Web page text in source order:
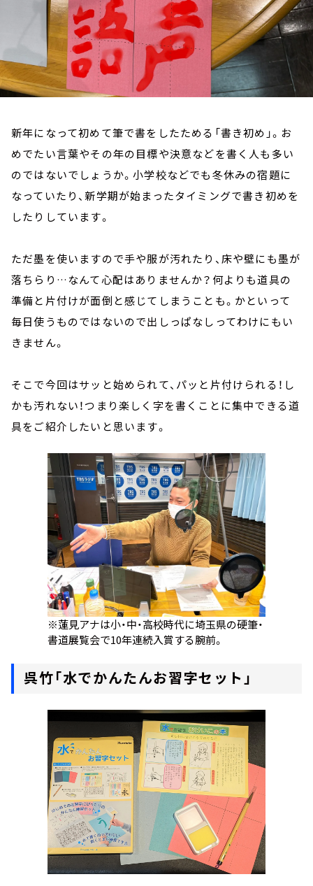
新年になって初めて筆で書をしたためる「書き初め」。お
めでたい言葉やその年の目標や決意などを書く人も多い
のではないでしょうか。小学校などでも冬休みの宿題に
なっていたり、新学期が始まったタイミングで書き初めを
したりしています。
ただ墨を使いますので手や服が汚れたり、床や壁にも墨が
落ちらり…なんて心配はありませんか？何よりも道具の
準備と片付けが面倒と感じてしまうことも。かといって
毎日使うものではないので出しっぱなしってわけにもい
きません。
そこで今回はサッと始められて、パッと片付けられる！し
かも汚れない！つまり楽しく字を書くことに集中できる道
具をご紹介したいと思います。
※蓮見アナは小・中・高校時代に埼玉県の硬筆・
書道展覧会で10年連続入賞する腕前。
‎呉竹「水でかんたんお習字セット」